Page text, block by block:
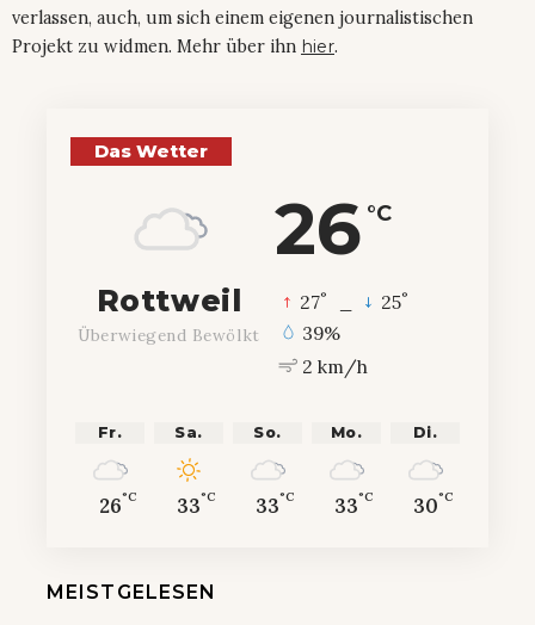
verlassen, auch, um sich einem eigenen journalistischen
Projekt zu widmen. Mehr über ihn hier.
Das Wetter
26 °C
Rottweil
Überwiegend Bewölkt
27° 25°
39%
2 km/h
Fr.
26°C
Sa.
33°C
So.
33°C
Mo.
33°C
Di.
30°C
MEISTGELESEN